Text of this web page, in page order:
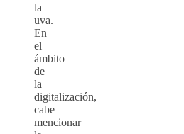
la
uva.
En
el
ámbito
de
la
digitalización,
cabe
mencionar